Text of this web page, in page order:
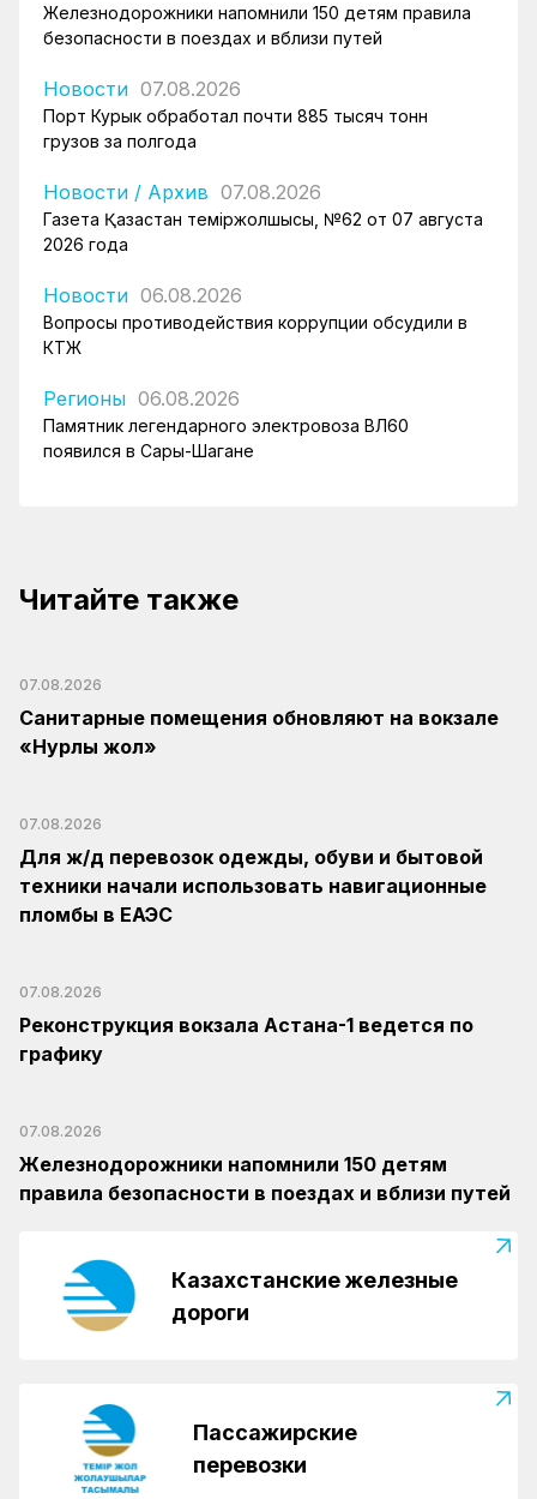
Железнодорожники напомнили 150 детям правила
безопасности в поездах и вблизи путей
Новости 07.08.2026
Порт Курык обработал почти 885 тысяч тонн
грузов за полгода
Новости / Архив 07.08.2026
Газета Қазақстан теміржолшысы, №62 от 07 августа
2026 года
Новости 06.08.2026
Вопросы противодействия коррупции обсудили в
КТЖ
Регионы 06.08.2026
Памятник легендарного электровоза ВЛ60
появился в Сары-Шагане
Читайте также
07.08.2026
Санитарные помещения обновляют на вокзале
«Нурлы жол»
07.08.2026
Для ж/д перевозок одежды, обуви и бытовой
техники начали использовать навигационные
пломбы в ЕАЭС
07.08.2026
Реконструкция вокзала Астана-1 ведется по
графику
07.08.2026
Железнодорожники напомнили 150 детям
правила безопасности в поездах и вблизи путей
Казахстанские железные
дороги
Пассажирские
перевозки